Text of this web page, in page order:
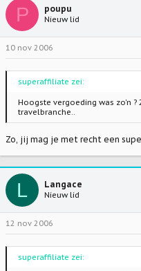
P poupu
Nieuw lid
10 nov 2006
superaffiliate zei:
Hoogste vergoeding was zo'n ?
travelbranche..
Zo, jij mag je met recht een
L Langace
Nieuw lid
12 nov 2006
superaffiliate zei: